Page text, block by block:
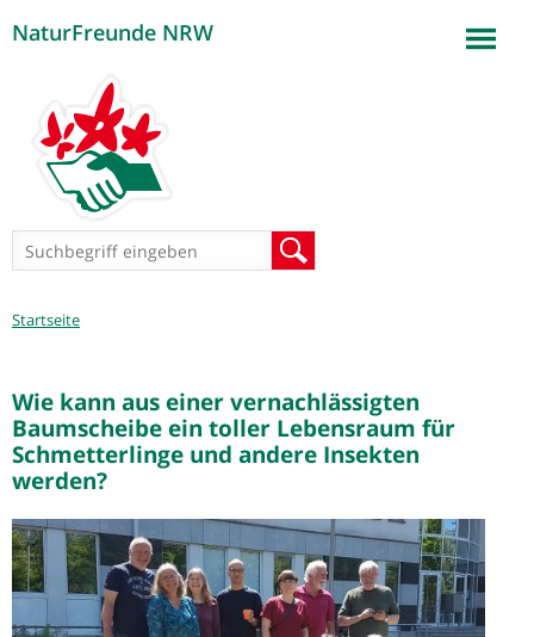
NaturFreunde NRW
Suchformular
Sie
Startseite
Wie kann aus einer vernachlässigten
Baumscheibe ein toller Lebensraum für
Schmetterlinge und andere Insekten
werden?